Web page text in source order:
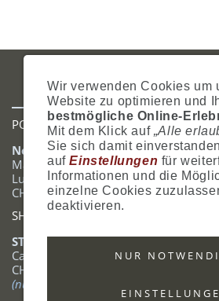
WIDERRUFSRECHTSITEMAP
POSTADRESSE
Nostalgie- & Geschenk Shop
Maja Schmid
Luzernerstrasse 14
CH-6353 Weggis
SHOWROOM
STANDORT:
Calendariaweg 1
CH-6405 Immensee
(nur auf Terminabsprache)
Wir verwenden Cookies um
Website zu optimieren und
bestmögliche Online-
Mit dem Klick auf „Alle
Sie sich damit
aufEinstellungen für
Informationen und die
einzelne Cookies
deaktivieren.
NUR